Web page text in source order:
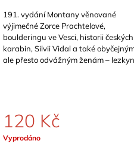
191. vydání Montany věnované
výjimečné Zorce Prachtelové,
boulderingu ve Vesci, historii českých
karabin, Silvii Vidal a také
ale přesto odvážným ženám –
120 Kč
Měrná
Vyprodáno